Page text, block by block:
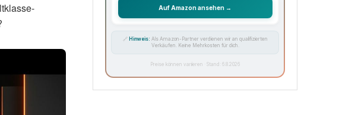
Auf Amazon ansehen →
🔗 Hinweis: Als Amazon-Partner verdienen wir an qualifizierten
Verkäufen. Keine Mehrkosten für dich.
Preise können variieren · Stand: 6.8.2026